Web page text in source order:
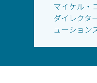
マイケル・
ダイレクタ
ューション